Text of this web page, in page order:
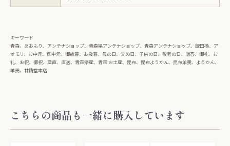
キーワード
青森、あおもり、アンテナショップ、青森県アンテナショップ、青森アンテナショップ、飯田橋、ア
オモリ、お中元、御中元、御歳暮、お歳暮、母の日、父の日、子供の日、敬老の日、贈答、御礼、お
礼、お祝、御祝、産直、直送、青森県産、青森 お土産、昆布、昆布ようかん、昆布羊羹、ようかん、
羊羹、甘精堂本店
こちらの商品も一緒に購入しています